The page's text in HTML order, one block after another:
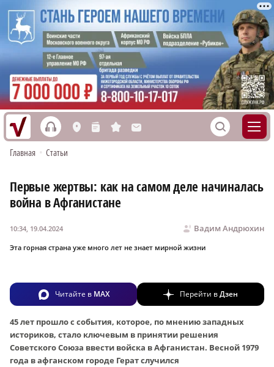
h L n s M S
Главная • Статьи
Первые жертвы: как на самом деле начиналась
война в Афганистане
Вадим Андрюхин
10:34, 19.04.2024
Эта горная страна уже много лет не знает мирной жизни
Читайте в MAX Перейти вДзен
45 лет прошло с события, которое, по мнению западных
историков, стало ключевым в принятии решения
Советского Союза ввести войска в Афганистан. Весной 1979
года в афганском городе Герат случился